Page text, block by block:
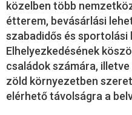
közelben több
étterem, bevásárlási
szabadidős és
Elhelyezkedésének
családok számára,
zöld környezetben
elérhető távolságra a